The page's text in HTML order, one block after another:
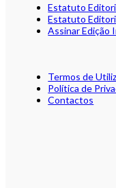
Estatuto
Estatuto
Assinar Edição
Termos de
Política de
Contactos